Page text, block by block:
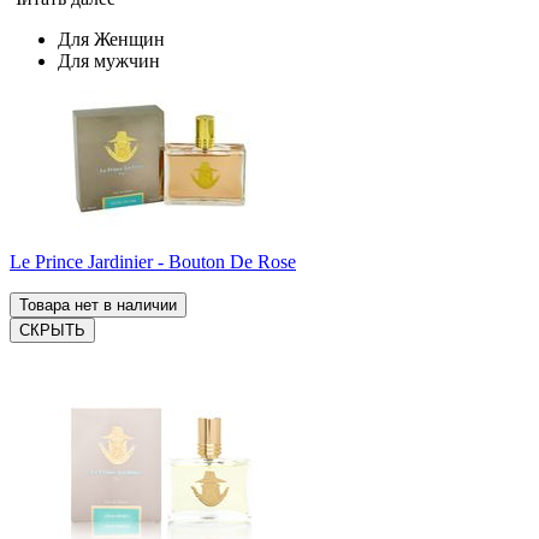
Для Женщин
Для мужчин
Le Prince Jardinier - Bouton De Rose
Товара нет в наличии
СКРЫТЬ